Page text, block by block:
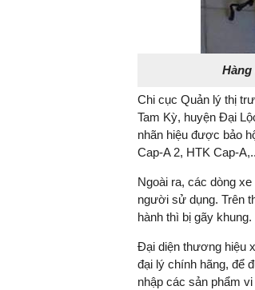
Chi cục Quản lý thị
Tam Kỳ, huyện Đại
nhãn hiệu được bảo
Cap-A 2, HTK Cap-
Ngoài ra, các dòng
người sử dụng. Trên
hành thì bị gãy khung.
Đại diện thương hiệu
đại lý chính hãng, để
nhập các sản phẩm